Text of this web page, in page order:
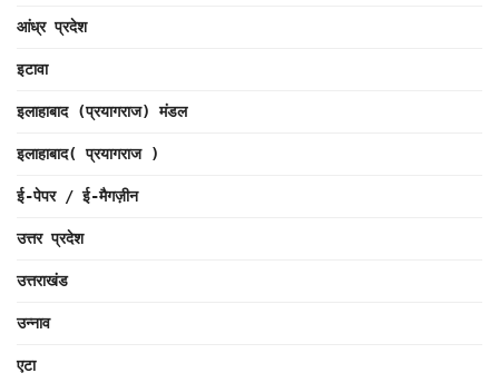
आंध्र प्रदेश
इटावा
इलाहाबाद (प्रयागराज) मंडल
इलाहाबाद( प्रयागराज )
ई-पेपर / ई-मैगज़ीन
उत्तर प्रदेश
उत्तराखंड
उन्नाव
एटा